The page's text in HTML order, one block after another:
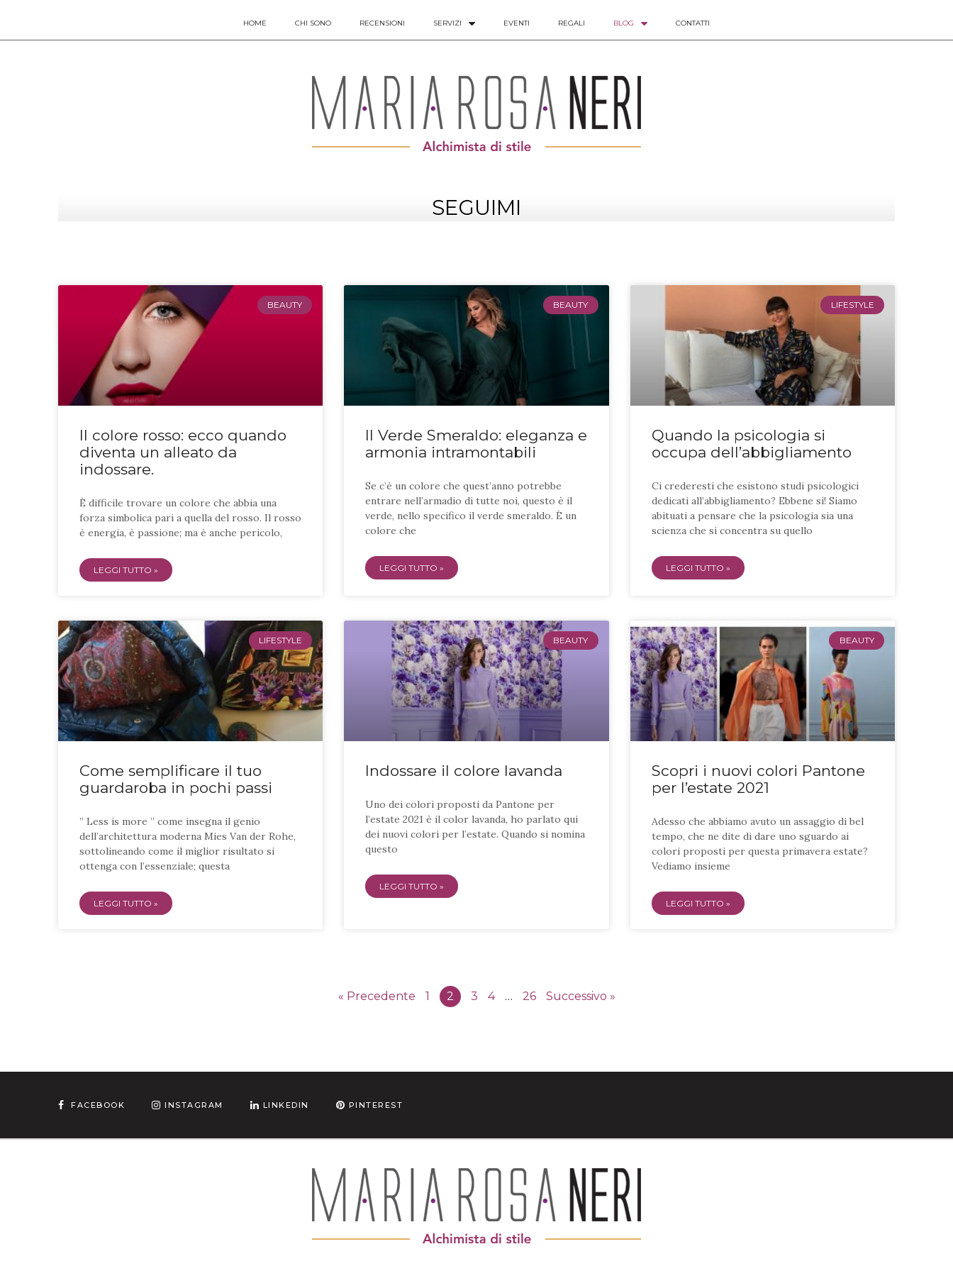
HOME CHI SONO RECENSIONI SERVIZI EVENTI REGALI BLOG CONTATTI
SEGUIMI
BEAUTY
Il colore rosso: ecco quando
diventa un alleato da
indossare.
È difficile trovare un colore che abbia una
forza simbolica pari a quella del rosso. Il rosso
è energia, è passione; ma è anche pericolo,
LEGGI TUTTO »
BEAUTY
Il Verde Smeraldo: eleganza e
armonia intramontabili
Se c’è un colore che quest’anno potrebbe
entrare nell’armadio di tutte noi, questo è il
verde, nello specifico il verde smeraldo. È un
colore che
LEGGI TUTTO »
LIFESTYLE
Quando la psicologia si
occupa dell’abbigliamento
Ci crederesti che esistono studi psicologici
dedicati all’abbigliamento? Ebbene sì! Siamo
abituati a pensare che la psicologia sia una
scienza che si concentra su quello
LEGGI TUTTO »
LIFESTYLE
Come semplificare il tuo
guardaroba in pochi passi
” Less is more ” come insegna il genio
dell’architettura moderna Mies Van der Rohe,
sottolineando come il miglior risultato si
ottenga con l’essenziale; questa
LEGGI TUTTO »
BEAUTY
Indossare il colore lavanda
Uno dei colori proposti da Pantone per
l’estate 2021 è il color lavanda, ho parlato qui
dei nuovi colori per l’estate. Quando si nomina
questo
LEGGI TUTTO »
BEAUTY
Scopri i nuovi colori Pantone
per l’estate 2021
Adesso che abbiamo avuto un assaggio di bel
tempo, che ne dite di dare uno sguardo ai
colori proposti per questa primavera estate?
Vediamo insieme
LEGGI TUTTO »
« Precedente 1 2 3 4 … 26 Successivo »
FACEBOOK INSTAGRAM LINKEDIN PINTEREST